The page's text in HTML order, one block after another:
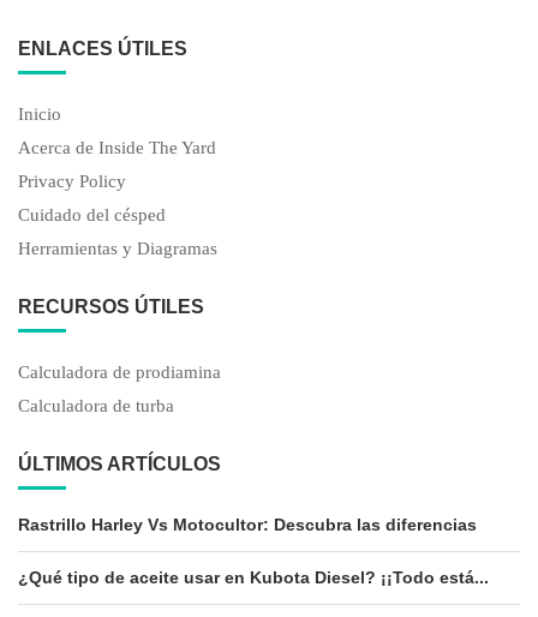
ENLACES ÚTILES
Inicio
Acerca de Inside The Yard
Privacy Policy
Cuidado del césped
Herramientas y Diagramas
RECURSOS ÚTILES
Calculadora de prodiamina
Calculadora de turba
ÚLTIMOS ARTÍCULOS
Rastrillo Harley Vs Motocultor: Descubra las diferencias
¿Qué tipo de aceite usar en Kubota Diesel? ¡¡Todo está...